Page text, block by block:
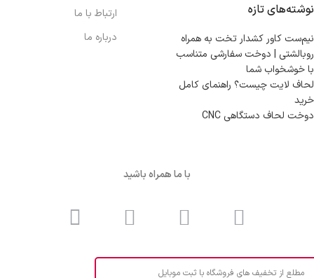
نوشته‌های تازه
نیم‌ست کاور کشدار تخت به همراه
روبالشتی | دوخت سفارشی متناسب
با خوشخواب شما
لحاف لایت چیست؟ راهنمای کامل
خرید
دوخت لحاف دستگاهی CNC
ارتباط با ما
درباره ما
با ما همراه باشید
مطلع از تخفیف های فروشگاه با ثبت موبایل